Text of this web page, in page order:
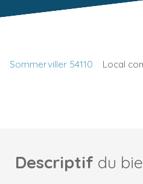
Sommerviller 54110 Local
Descriptif du